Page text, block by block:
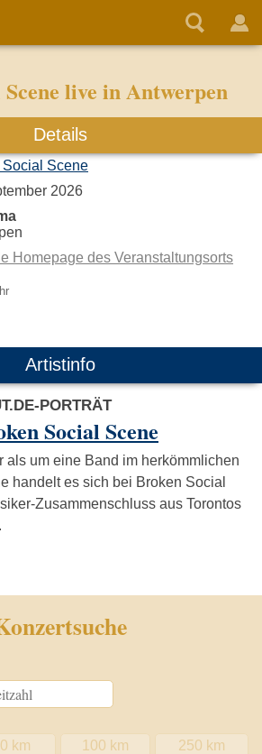
live in Antwerpen
Details
Social Scene
2026
Homepage des Veranstaltungsorts
Artistinfo
PORTRÄT
Social Scene
als um eine Band im herkömmlichen
handelt es sich bei Broken Social
Zusammenschluss aus Torontos
km 100 km 250 km